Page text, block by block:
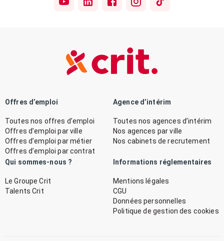
Offres d’emploi
Toutes nos offres d’emploi
Offres d’emploi par ville
Offres d’emploi par métier
Offres d’emploi par contrat
Agence d’intérim
Toutes nos agences d’intérim
Nos agences par ville
Nos cabinets de recrutement
Qui sommes-nous ?
Le Groupe Crit
Talents Crit
Informations réglementaires
Mentions légales
CGU
Données personnelles
Politique de gestion des cookies